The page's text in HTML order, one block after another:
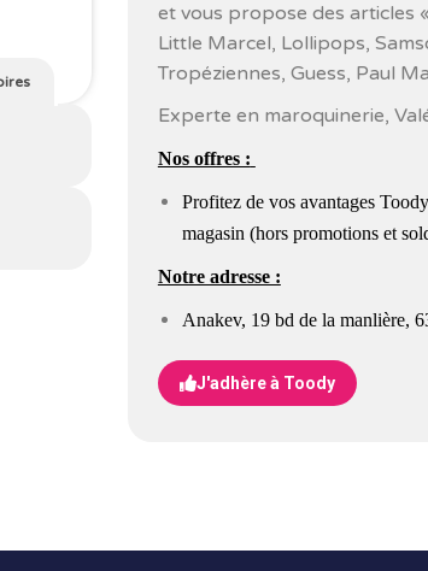
et vous propose des articles
Little Marcel, Lollipops,
Tropéziennes, Guess, Paul
Experte en maroquinerie,
Nos offres :
Profitez de vos avantages
magasin (hors promotions et
Notre adresse :
Anakev, 19 bd de la manlière,
J'adhère à Toody